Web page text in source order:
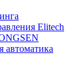
Elitech
автоматика